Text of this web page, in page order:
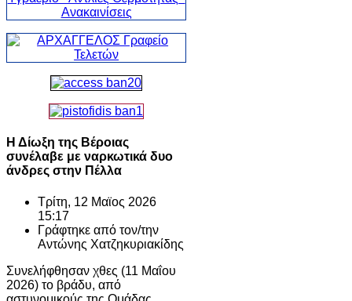
Η Δίωξη της Βέροιας
συνέλαβε με ναρκωτικά δυο
άνδρες στην Πέλλα
Τρίτη, 12 Μαϊος 2026
15:17
Γράφτηκε από τον/την
Αντώνης Χατζηκυριακίδης
Συνελήφθησαν χθες (11 Μαΐου
2026) το βράδυ, από